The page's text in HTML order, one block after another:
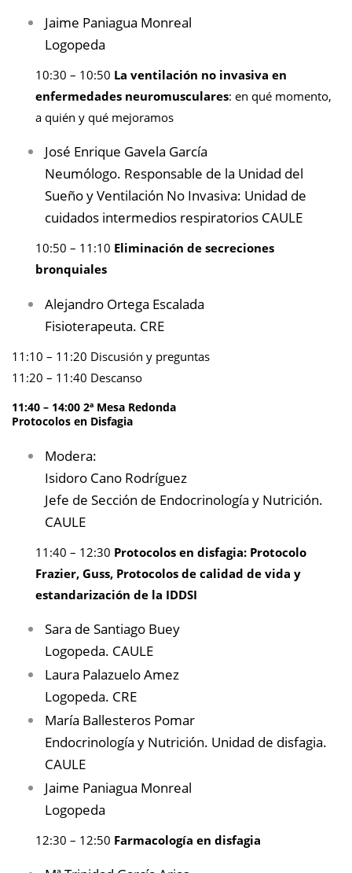
Jaime Paniagua Monreal
Logopeda
10:30 – 10:50 La ventilación no invasiva en
enfermedades neuromusculares: en qué momento,
a quién y qué mejoramos
José Enrique Gavela García
Neumólogo. Responsable de la Unidad del
Sueño y Ventilación No Invasiva: Unidad de
cuidados intermedios respiratorios CAULE
10:50 – 11:10 Eliminación de secreciones
bronquiales
Alejandro Ortega Escalada
Fisioterapeuta. CRE
11:10 – 11:20 Discusión y preguntas
11:20 – 11:40 Descanso
11:40 – 14:00 2ª Mesa Redonda
Protocolos en Disfagia
Modera:
Isidoro Cano Rodríguez
Jefe de Sección de Endocrinología y Nutrición.
CAULE
11:40 – 12:30 Protocolos en disfagia: Protocolo
Frazier, Guss, Protocolos de calidad de vida y
estandarización de la IDDSI
Sara de Santiago Buey
Logopeda. CAULE
Laura Palazuelo Amez
Logopeda. CRE
María Ballesteros Pomar
Endocrinología y Nutrición. Unidad de disfagia.
CAULE
Jaime Paniagua Monreal
Logopeda
12:30 – 12:50 Farmacología en disfagia